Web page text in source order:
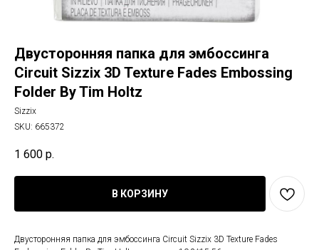
Двусторонняя папка для эмбоссинга
Circuit Sizzix 3D Texture Fades Embossing
Folder By Tim Holtz
Sizzix
SKU: 665372
1 600 р.
В КОРЗИНУ
Двусторонняя папка для эмбоссинга Circuit Sizzix 3D Texture Fades